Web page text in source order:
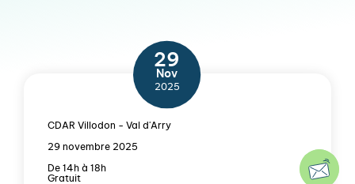
29
Nov
2025
CDAR Villodon - Val d'Arry
29 novembre 2025
De 14h à 18h
Gratuit